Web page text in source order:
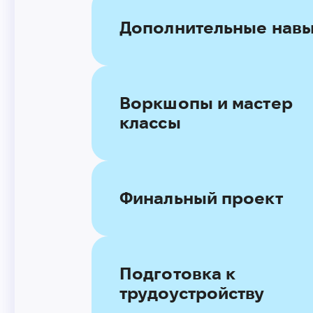
Дополнительные
Воркшопы и мастер
классы
Финальный проект
Подготовка к
трудоустройству